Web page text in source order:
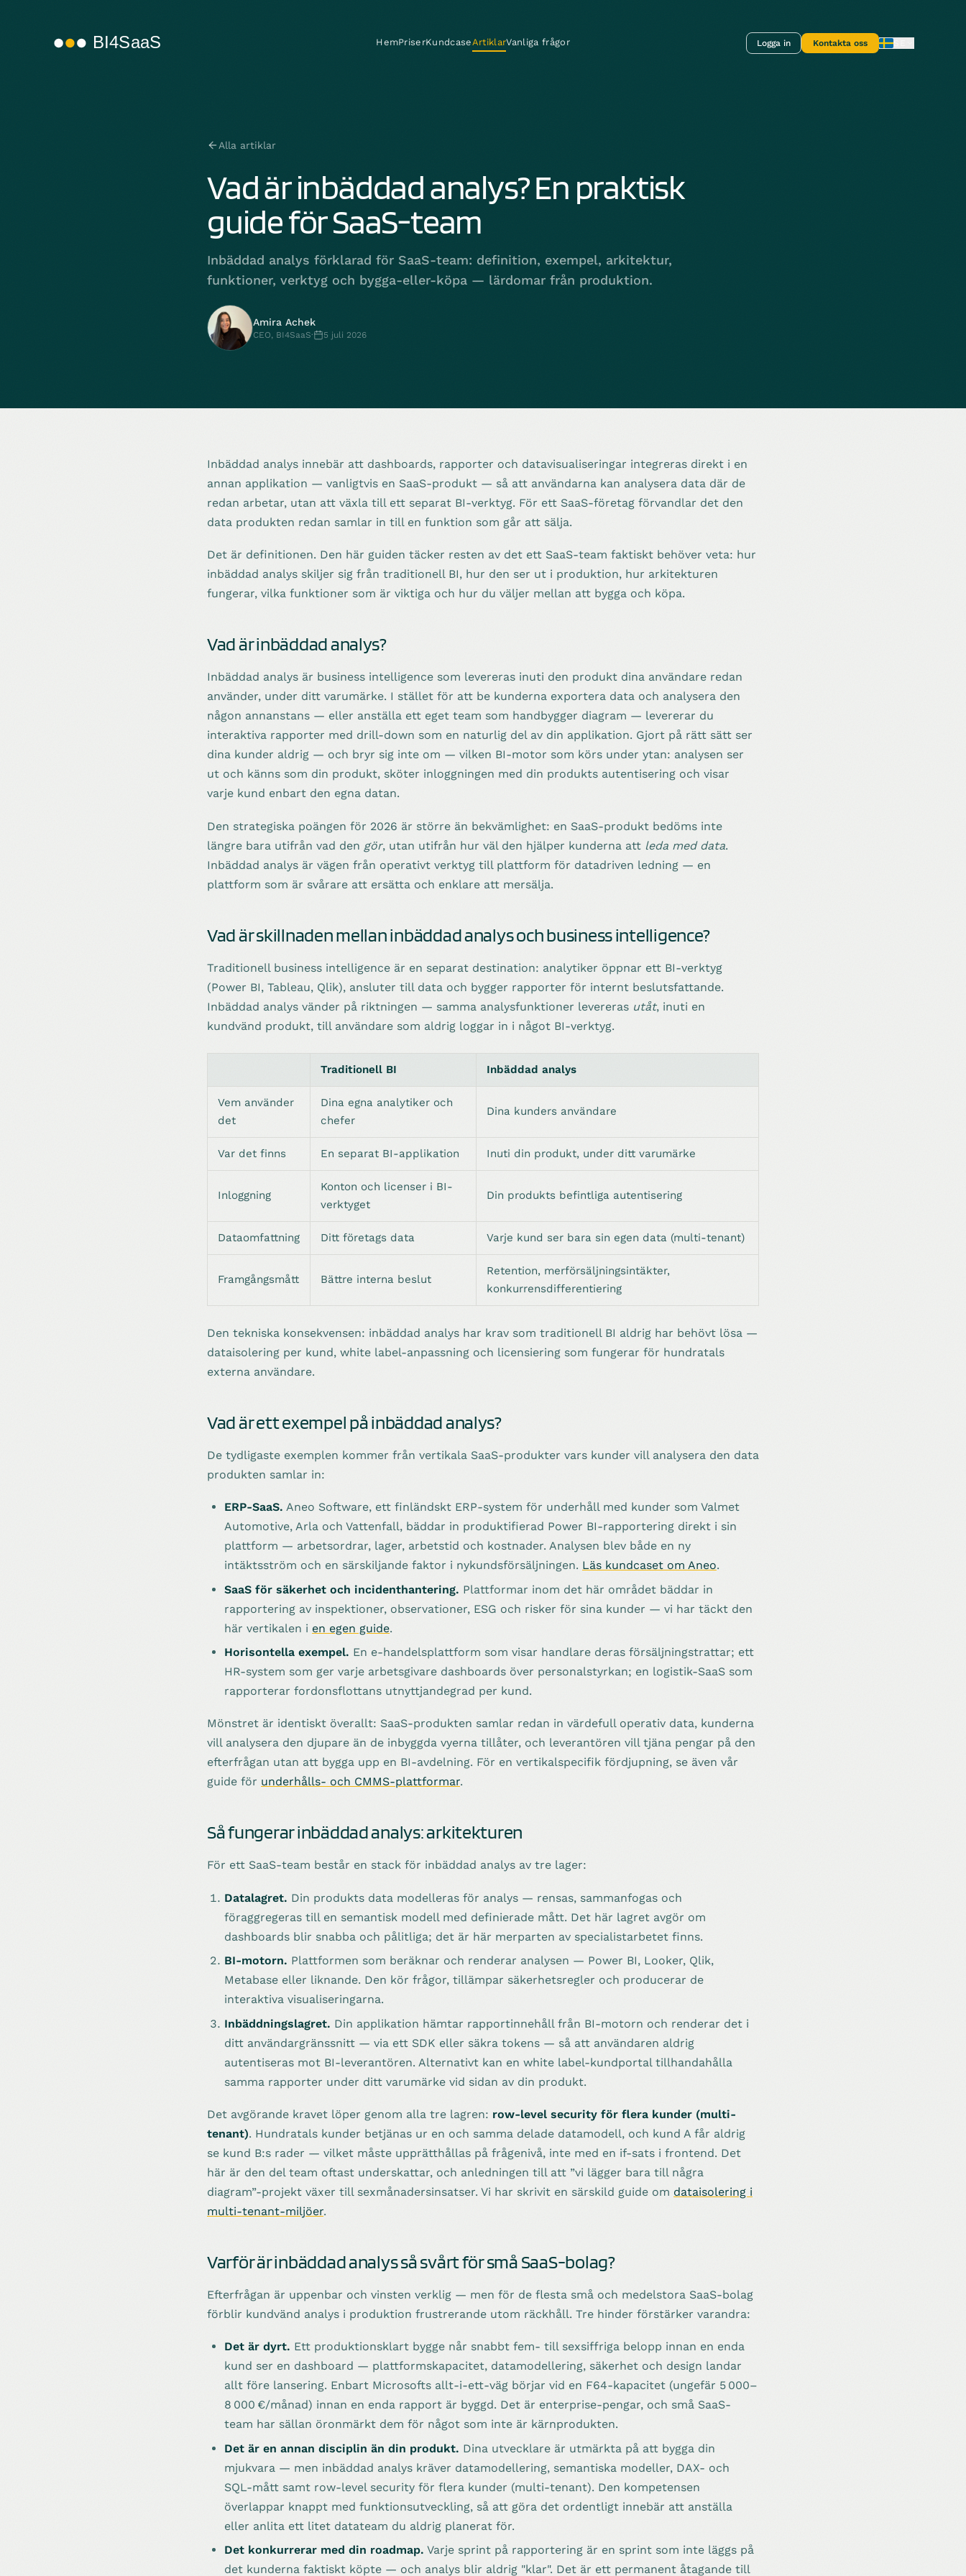
HemPriserKundcaseArtiklarVanliga frågor Logga in Kontakta oss
Alla artiklar
Vad är inbäddad analys? En praktisk
guide för SaaS-team
Inbäddad analys förklarad för SaaS-team: definition, exempel, arkitektur,
funktioner, verktyg och bygga-eller-köpa — lärdomar från produktion.
Amira Achek
CEO, BI4SaaS· 5 juli 2026
Inbäddad analys innebär att dashboards, rapporter och datavisualiseringar integreras direkt i en
annan applikation — vanligtvis en SaaS-produkt — så att användarna kan analysera data där de
redan arbetar, utan att växla till ett separat BI-verktyg. För ett SaaS-företag förvandlar det den
data produkten redan samlar in till en funktion som går att sälja.
Det är definitionen. Den här guiden täcker resten av det ett SaaS-team faktiskt behöver veta: hur
inbäddad analys skiljer sig från traditionell BI, hur den ser ut i produktion, hur arkitekturen
fungerar, vilka funktioner som är viktiga och hur du väljer mellan att bygga och köpa.
Vad är inbäddad analys?
Inbäddad analys är business intelligence som levereras inuti den produkt dina användare redan
använder, under ditt varumärke. I stället för att be kunderna exportera data och analysera den
någon annanstans — eller anställa ett eget team som handbygger diagram — levererar du
interaktiva rapporter med drill-down som en naturlig del av din applikation. Gjort på rätt sätt ser
dina kunder aldrig — och bryr sig inte om — vilken BI-motor som körs under ytan: analysen ser
ut och känns som din produkt, sköter inloggningen med din produkts autentisering och visar
varje kund enbart den egna datan.
Den strategiska poängen för 2026 är större än bekvämlighet: en SaaS-produkt bedöms inte
längre bara utifrån vad den gör, utan utifrån hur väl den hjälper kunderna att leda med data.
Inbäddad analys är vägen från operativt verktyg till plattform för datadriven ledning — en
plattform som är svårare att ersätta och enklare att mersälja.
Vad är skillnaden mellan inbäddad analys och business intelligence?
Traditionell business intelligence är en separat destination: analytiker öppnar ett BI-verktyg
(Power BI, Tableau, Qlik), ansluter till data och bygger rapporter för internt beslutsfattande.
Inbäddad analys vänder på riktningen — samma analysfunktioner levereras utåt, inuti en
kundvänd produkt, till användare som aldrig loggar in i något BI-verktyg.
Traditionell BI Inbäddad analys
Vem använder
det
Dina egna analytiker och
chefer
Dina kunders användare
Var det finns En separat BI-applikation Inuti din produkt, under ditt varumärke
Inloggning
Konton och licenser i BI-
verktyget
Din produkts befintliga autentisering
Dataomfattning Ditt företags data Varje kund ser bara sin egen data (multi-tenant)
Framgångsmått Bättre interna beslut
Retention, merförsäljningsintäkter,
konkurrensdifferentiering
Den tekniska konsekvensen: inbäddad analys har krav som traditionell BI aldrig har behövt lösa —
dataisolering per kund, white label-anpassning och licensiering som fungerar för hundratals
externa användare.
Vad är ett exempel på inbäddad analys?
De tydligaste exemplen kommer från vertikala SaaS-produkter vars kunder vill analysera den data
produkten samlar in:
ERP-SaaS. Aneo Software, ett finländskt ERP-system för underhåll med kunder som Valmet
Automotive, Arla och Vattenfall, bäddar in produktifierad Power BI-rapportering direkt i sin
plattform — arbetsordrar, lager, arbetstid och kostnader. Analysen blev både en ny
intäktsström och en särskiljande faktor i nykundsförsäljningen. Läs kundcaset om Aneo.
SaaS för säkerhet och incidenthantering. Plattformar inom det här området bäddar in
rapportering av inspektioner, observationer, ESG och risker för sina kunder — vi har täckt den
här vertikalen i en egen guide.
Horisontella exempel. En e-handelsplattform som visar handlare deras försäljningstrattar; ett
HR-system som ger varje arbetsgivare dashboards över personalstyrkan; en logistik-SaaS som
rapporterar fordonsflottans utnyttjandegrad per kund.
Mönstret är identiskt överallt: SaaS-produkten samlar redan in värdefull operativ data, kunderna
vill analysera den djupare än de inbyggda vyerna tillåter, och leverantören vill tjäna pengar på den
efterfrågan utan att bygga upp en BI-avdelning. För en vertikalspecifik fördjupning, se även vår
guide för underhålls- och CMMS-plattformar.
Så fungerar inbäddad analys: arkitekturen
För ett SaaS-team består en stack för inbäddad analys av tre lager:
Datalagret. Din produkts data modelleras för analys — rensas, sammanfogas och
föraggregeras till en semantisk modell med definierade mått. Det här lagret avgör om
dashboards blir snabba och pålitliga; det är här merparten av specialistarbetet finns.
BI-motorn. Plattformen som beräknar och renderar analysen — Power BI, Looker, Qlik,
Metabase eller liknande. Den kör frågor, tillämpar säkerhetsregler och producerar de
interaktiva visualiseringarna.
Inbäddningslagret. Din applikation hämtar rapportinnehåll från BI-motorn och renderar det i
ditt användargränssnitt — via ett SDK eller säkra tokens — så att användaren aldrig
autentiseras mot BI-leverantören. Alternativt kan en white label-kundportal tillhandahålla
samma rapporter under ditt varumärke vid sidan av din produkt.
Det avgörande kravet löper genom alla tre lagren: row-level security för flera kunder (multi-
tenant). Hundratals kunder betjänas ur en och samma delade datamodell, och kund A får aldrig
se kund B:s rader — vilket måste upprätthållas på frågenivå, inte med en if-sats i frontend. Det
här är den del team oftast underskattar, och anledningen till att ”vi lägger bara till några
diagram”-projekt växer till sexmånadersinsatser. Vi har skrivit en särskild guide om dataisolering i
multi-tenant-miljöer.
Varför är inbäddad analys så svårt för små SaaS-bolag?
Efterfrågan är uppenbar och vinsten verklig — men för de flesta små och medelstora SaaS-bolag
förblir kundvänd analys i produktion frustrerande utom räckhåll. Tre hinder förstärker varandra:
Det är dyrt. Ett produktionsklart bygge når snabbt fem- till sexsiffriga belopp innan en enda
kund ser en dashboard — plattformskapacitet, datamodellering, säkerhet och design landar
allt före lansering. Enbart Microsofts allt-i-ett-väg börjar vid en F64-kapacitet (ungefär 5 000–
8 000 €/månad) innan en enda rapport är byggd. Det är enterprise-pengar, och små SaaS-
team har sällan öronmärkt dem för något som inte är kärnprodukten.
Det är en annan disciplin än din produkt. Dina utvecklare är utmärkta på att bygga din
mjukvara — men inbäddad analys kräver datamodellering, semantiska modeller, DAX- och
SQL-mått samt row-level security för flera kunder (multi-tenant). Den kompetensen
överlappar knappt med funktionsutveckling, så att göra det ordentligt innebär att anställa
eller anlita ett litet datateam du aldrig planerat för.
Det konkurrerar med din roadmap. Varje sprint på rapportering är en sprint som inte läggs på
det kunderna faktiskt köpte — och analys blir aldrig "klar". Det är ett permanent åtagande till